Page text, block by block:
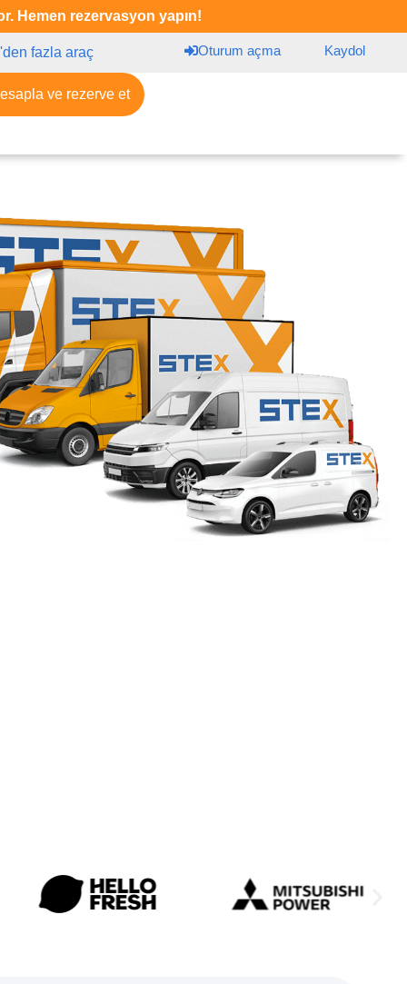
Hemen rezervasyon yapın!
fazla araç Oturum açma Kaydol
ve rezerve et